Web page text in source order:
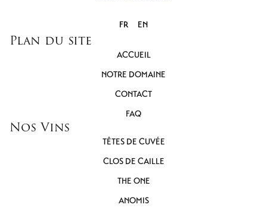
FR EN
Plan du site
ACCUEIL
NOTRE DOMAINE
CONTACT
FAQ
Nos Vins
TÊTES DE CUVÉE
CLOS DE CAILLE
THE ONE
ANOMIS